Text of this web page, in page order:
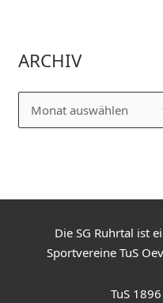
ARCHIV
Die SG Ruhrtal ist
Sportvereine TuS
TuS